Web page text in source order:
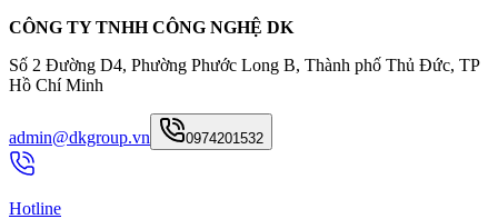
CÔNG TY TNHH CÔNG NGHỆ DK
Số 2 Đường D4, Phường Phước Long B, Thành phố Thủ Đức, TP
Hồ Chí Minh
admin@dkgroup.vn 0974201532
Hotline